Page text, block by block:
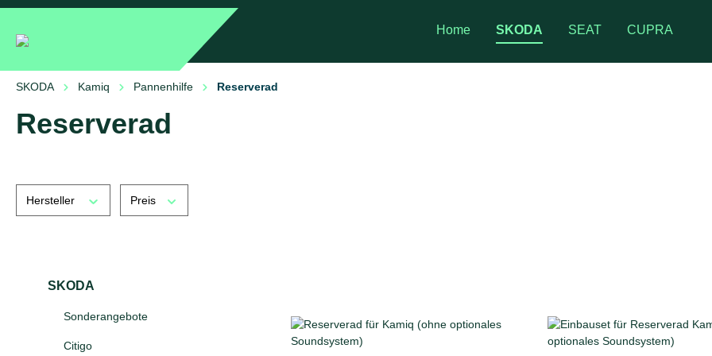
Home SKODA SEAT CUPRA
SKODA Kamiq Pannenhilfe Reserverad
Reserverad
Hersteller Preis
SKODA
Sonderangebote
Citigo